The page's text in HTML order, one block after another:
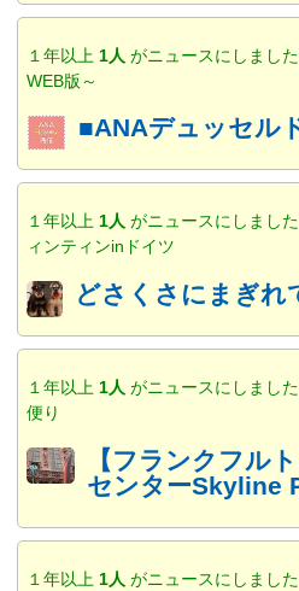
１年以上 1人 がニュースにしまし
WEB版～
■ANAデュッセル
１年以上 1人 がニュースにしまし
ィンティンinドイツ
どさくさにまぎれ
１年以上 1人 がニュースにしまし
便り
【フランクフル
センターSkyline
１年以上 1人 がニュースにしまし